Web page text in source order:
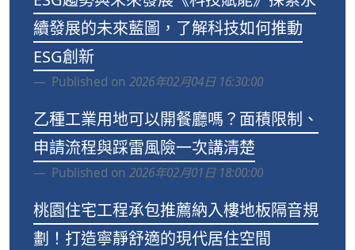
續發展的未來藍圖，了解科技如何推動
ESG創新
Published on 2026年02月04日 16:30:00
乙種工業用地可以開餐廳嗎？面積限制、
申請流程與踩雷風險一次講清楚
Published on 2026年02月01日 18:00:00
桃園住宅工程承包推薦納入樓地板隔音規
劃！打造寧靜舒適的現代居住空間